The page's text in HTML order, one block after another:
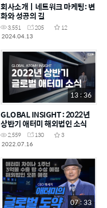
회사소개ㅣ네트워크 마케팅: 변
화와 성공의 길
3,551 205
12
2024.04.13
13 : 36
GLOBAL INSIGHT : 2022년
상반기 애터미 해외법인 소식
2,559 130
3
2022.07.16
07 : 33